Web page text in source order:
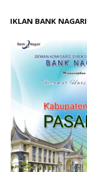
IKLAN BANK NAGARI